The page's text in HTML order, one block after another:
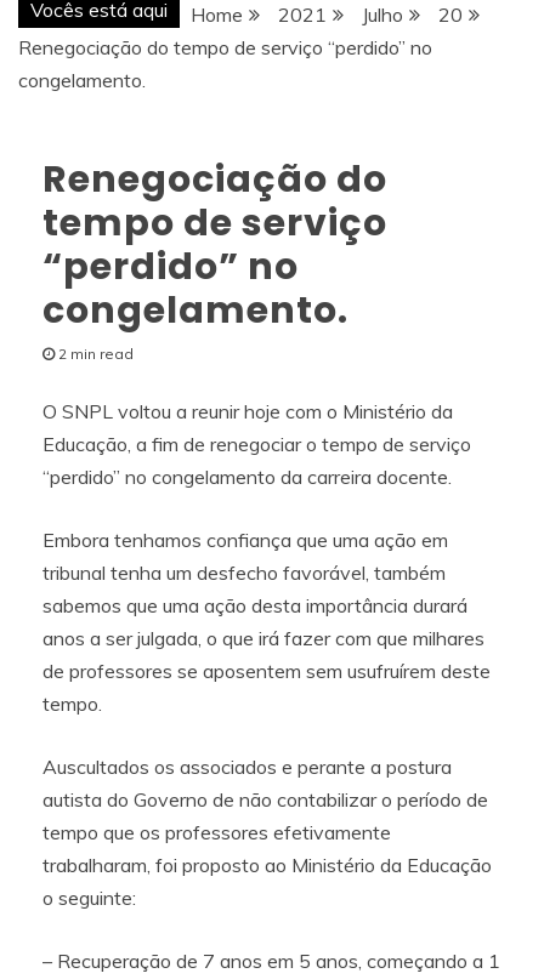
Vocês está aqui Home 2021 Julho
20
Renegociação do tempo de serviço “perdido” no
congelamento.
Renegociação do
tempo de serviço
“perdido” no
congelamento.
2 min read
O SNPL voltou a reunir hoje com o Ministério da
Educação, a fim de renegociar o tempo de serviço
“perdido” no congelamento da carreira docente.
Embora tenhamos confiança que uma ação em
tribunal tenha um desfecho favorável, também
sabemos que uma ação desta importância durará
anos a ser julgada, o que irá fazer com que milhares
de professores se aposentem sem usufruírem deste
tempo.
Auscultados os associados e perante a postura
autista do Governo de não contabilizar o período de
tempo que os professores efetivamente
trabalharam, foi proposto ao Ministério da Educação
o seguinte:
– Recuperação de 7 anos em 5 anos, começando a 1